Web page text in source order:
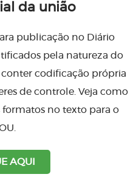
da união
publicação no Diário
pela natureza do
codificação própria
de controle. Veja como
formatos no texto para o
AQUI